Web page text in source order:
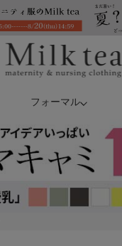
フォーマル